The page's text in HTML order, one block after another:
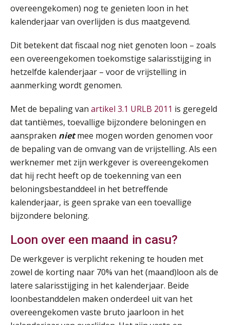
overeengekomen) nog te genieten loon in het
kalenderjaar van overlijden is dus maatgevend.
Dit betekent dat fiscaal nog niet genoten loon – zoals
een overeengekomen toekomstige salarisstijging in
hetzelfde kalenderjaar – voor de vrijstelling in
aanmerking wordt genomen.
Met de bepaling van artikel 3.1 URLB 2011 is geregeld
dat tantièmes, toevallige bijzondere beloningen en
aanspraken nietmee mogen worden genomen voor
de bepaling van de omvang van de vrijstelling. Als een
werknemer met zijn werkgever is overeengekomen
dat hij recht heeft op de toekenning van een
beloningsbestanddeel in het betreffende
kalenderjaar, is geen sprake van een toevallige
bijzondere beloning.
Loon over een maand in casu?
De werkgever is verplicht rekening te houden met
zowel de korting naar 70% van het (maand)loon als de
latere salarisstijging in het kalenderjaar. Beide
loonbestanddelen maken onderdeel uit van het
overeengekomen vaste bruto jaarloon in het
MOCuitgevers
AUG
MOCuitgevers
25
AUG
Summercourse: Kiezen wat bij je past, loslaten wat je niet verder helpt
MOCuitgevers
AUG
Summercourse Werkkostenregeling
MOCuitgevers
25
AUG
Online Opleiding Praktijkdiploma Loonadministratie (PDL)
MOCuitgevers
25
AUG
MOCuitgevers
26
Opfriscursus PDL (NIRPA PE)
AUG
Summercourse Impact en invloed van AI op de salarisverwerking (basis)
MOCuitgevers
27
Summercourse Impact en invloed van AI op de salarisverwerking (verdieping)